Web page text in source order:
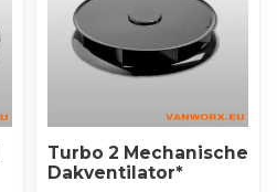
Turbo 2 Mechanische
Dakventilator*